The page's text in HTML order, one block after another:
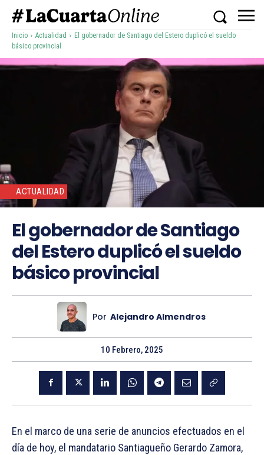
Inicio Actualidad
El gobernador de Santiago del Estero duplicó el sueldo
básico provincial
ACTUALIDAD
El gobernador de Santiago
del Estero duplicó el sueldo
básico provincial
Por Alejandro Almendros
10 Febrero, 2025
En el marco de una serie de anuncios efectuados en el
día de hoy, el mandatario Santiagueño Gerardo Zamora,